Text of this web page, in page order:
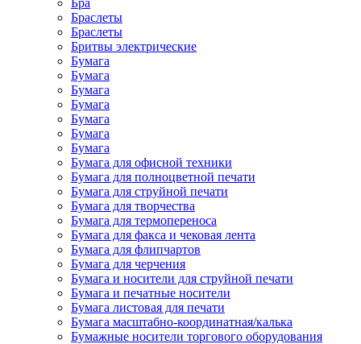
Браслеты
Браслеты
Бритвы электрические
Бумага
Бумага
Бумага
Бумага
Бумага
Бумага
Бумага
Бумага для офисной техники
Бумага для полноцветной печати
Бумага для струйной печати
Бумага для творчества
Бумага для термопереноса
Бумага для факса и чековая лента
Бумага для флипчартов
Бумага для черчения
Бумага и носители для струйной печати
Бумага и печатные носители
Бумага листовая для печати
Бумага масштабно-координатная/калька
Бумажные носители торгового оборудования